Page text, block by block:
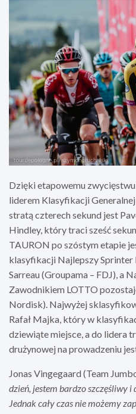
Dzięki etapowemu
liderem Klasyfikacji
stratą czterech sekund jest
Hindley, który traci sześć
TAURON po szóstym etapie
klasyfikacji Najlepszy Sprinter
Sarreau (Groupama – FDJ), a
Zawodnikiem LOTTO
Nordisk). Najwyżej
Rafał Majka, który w
dziewiąte miejsce, a do lidera
drużynowej na prowadzeniu
Jonas Vingegaard (Team
dzień, jestem bardzo szczęśliwy i
Jednak cały czas nie możemy